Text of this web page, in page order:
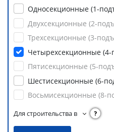
Односекционные (1-
Двухсекционные (2-
Трехсекционные (3-
Четырехсекционные
Пятисекционные (5-
Шестисекционные (6-
Восьмисекционные (8-
Для строительства в ?